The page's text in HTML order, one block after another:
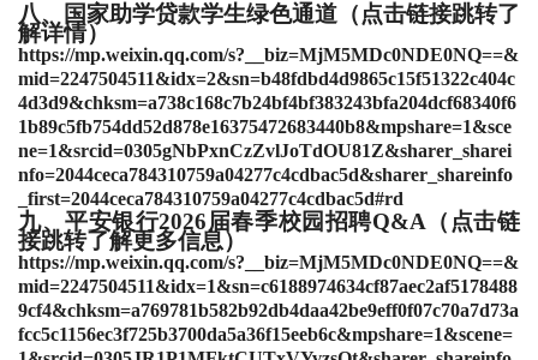
八、
国家助学贷款学生绿色通道（点击链接跳转了
解详情）
https://mp.weixin.qq.com/s?__biz=MjM5MDc0NDE0NQ==&
mid=2247504511&idx=2&sn=b48fdbd4d9865c15f51322c404c
4d3d9&chksm=a738c168c7b24bf4bf383243bfa204dcf68340f6
1b89c5fb754dd52d878e16375472683440b8&mpshare=1&sce
ne=1&srcid=0305gNbPxnCzZvlJoTdOU81Z&sharer_sharei
nfo=2044ceca784310759a04277c4cdbac5d&sharer_shareinfo
_first=2044ceca784310759a04277c4cdbac5d#rd
九、平安银行2026届春季校园招聘Q&A（点击链
接跳转了解更多信息）
https://mp.weixin.qq.com/s?__biz=MjM5MDc0NDE0NQ==&
mid=2247504511&idx=1&sn=c6188974634cf87aec2af5178488
9cf4&chksm=a769781b582b92db4daa42be9eff0f07c70a7d73a
fcc5c1156ec3f725b3700da5a36f15eeb6c&mpshare=1&scene=